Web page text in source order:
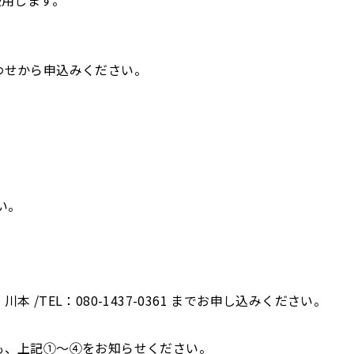
から申込みください。
本 /TEL：080-1437-0361 までお申し込みください。
上記①～④をお知らせください。